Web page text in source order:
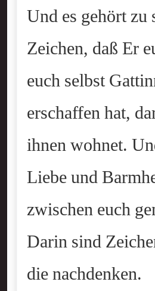
Und es gehört zu
Zeichen, daß Er
euch selbst
erschaffen hat,
ihnen wohnet.
Liebe und
zwischen euch
Darin sind
die nachdenken.